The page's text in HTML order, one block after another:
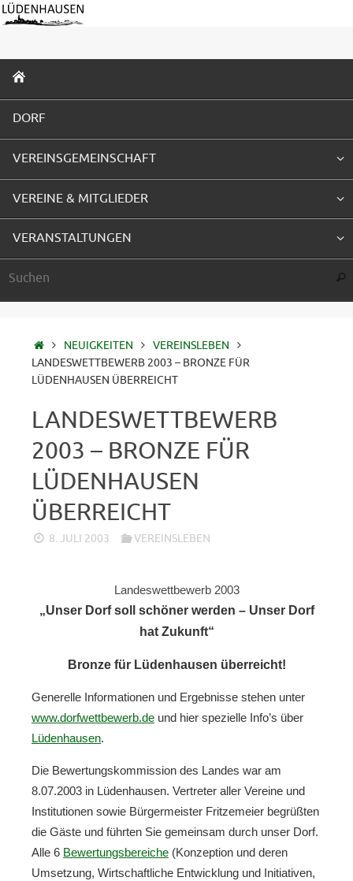
Zum
Inhalt
INHALT
SPRINGEN
DORF
VEREINSGEMEINSCHAFT
VEREINE & MITGLIEDER
VERANSTALTUNGEN
STARTSEITE
NEUIGKEITEN
VEREINSLEBEN
LANDESWETTBEWERB 2003 – BRONZE FÜR
LÜDENHAUSEN ÜBERREICHT
LANDESWETTBEWERB
2003 – BRONZE FÜR
LÜDENHAUSEN
ÜBERREICHT
8. JULI 2003 VEREINSLEBEN
Landeswettbewerb 2003
„Unser Dorf soll schöner werden – Unser Dorf
hat Zukunft“
Bronze für Lüdenhausen überreicht!
Generelle Informationen und Ergebnisse stehen unter
www.dorfwettbewerb.de und hier spezielle Info’s über
Lüdenhausen.
Die Bewertungskommission des Landes war am
8.07.2003 in Lüdenhausen. Vertreter aller Vereine und
Institutionen sowie Bürgermeister Fritzemeier begrüßten
die Gäste und führten Sie gemeinsam durch unser Dorf.
Alle 6 Bewertungsbereiche (Konzeption und deren
Umsetzung, Wirtschaftliche Entwicklung und Initiativen,